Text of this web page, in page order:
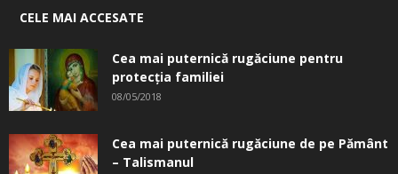
CELE MAI ACCESATE
Cea mai puternică rugăciune pentru
protecția familiei
08/05/2018
Cea mai puternică rugăciune de pe Pământ
– Talismanul